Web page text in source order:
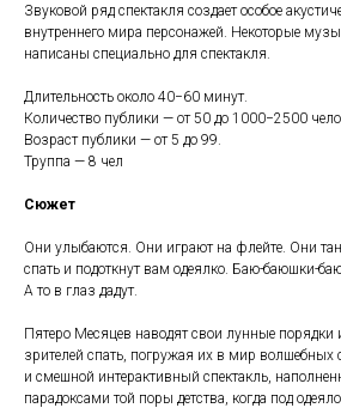
Звуковой ряд спектакля создает особое
внутреннего мира персонажей. Некоторые
написаны специально для спектакля.
Длительность около 40−60 минут.
Количество публики — от 50 до 1000−2500
Возраст публики — от 5 до 99.
Труппа — 8 чел
Сюжет
Они улыбаются. Они играют на флейте. Они
спать и подоткнут вам одеялко. Баю-баюшки-
А то в глаз дадут.
Пятеро Месяцев наводят свои лунные
зрителей спать, погружая их в мир волшебных
и смешной интерактивный спектакль,
парадоксами той поры детства, когда под